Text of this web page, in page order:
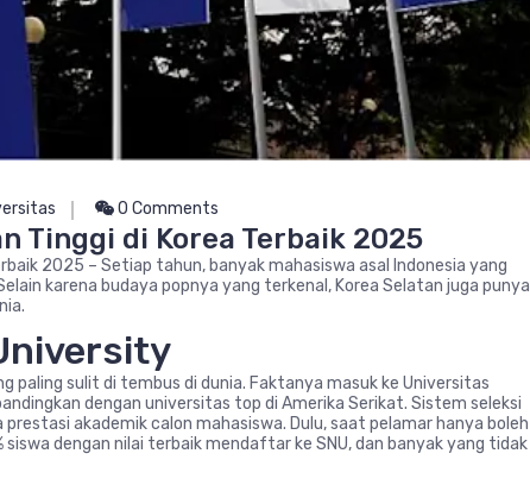
0 Comments
Tinggi di Korea Terbaik 2025
2025 – Setiap tahun, banyak mahasiswa asal Indonesia yang
karena budaya popnya yang terkenal, Korea Selatan juga punya
paling sulit di tembus di dunia. Faktanya masuk ke Universitas
dengan universitas top di Amerika Serikat. Sistem seleksi
akademik calon mahasiswa. Dulu, saat pelamar hanya boleh
dengan nilai terbaik mendaftar ke SNU, dan banyak yang tidak